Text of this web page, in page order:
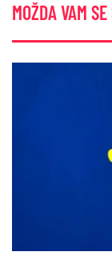
MOŽDA VAM